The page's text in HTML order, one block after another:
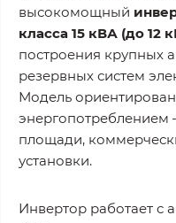
высокомощный
класса 15 кВА (до 12
построения крупных
резервных систем
Модель
площади,
установки.
Инвертор работает с